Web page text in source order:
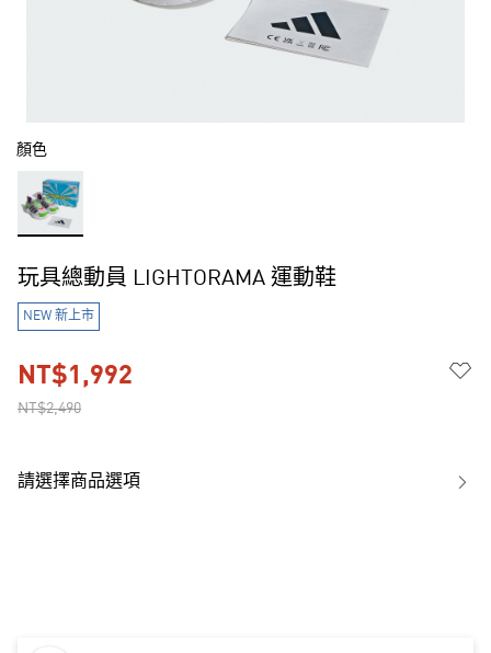
顏色
玩具總動員 LIGHTORAMA 運動鞋
NEW 新上市
NT$2,490
NT$1,992
請選擇商品選項